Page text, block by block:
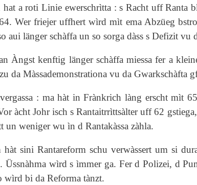
a roti Linie ewerschrìtta : s Racht uff
Wer friejer uffhert wìrd mìt ema Abzüeg
aui länger schàffa un so sorga dàss s Defizit vu
Àngst kenftig länger schàffa miessa fer a
da Màssademonstrationa vu da Gwarkschàfta
: ma hàt in Frànkrich làng erscht mìt
àcht Johr isch s Rantaitrrìttsàlter uff 62
un weniger wu ìn d Rantakàssa zàhla.
sini Rantareform schu verwàssert um si
Üssnàhma wìrd s ìmmer ga. Fer d Polizei, d
wìrd bi da Reforma tànzt.